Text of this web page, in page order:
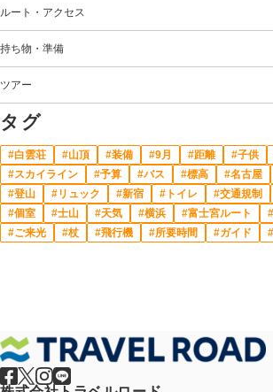
ルート・アクセス
持ち物・準備
ツアー
タグ
白雲荘 山頂 装備 9月 距離 子供
スカイライン
予算 バス 標高 名古屋
登山
リュック 新宿 トイレ 交通規制
個室
士山 天気 横浜 富士宮ルート
ご来光
杖 飛行機 所要時間 ガイド